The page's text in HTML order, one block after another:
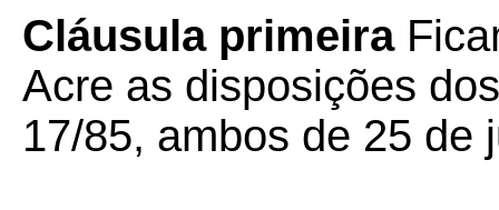
Cláusula primeira
Acre as disposições
17/85, ambos de 25 de